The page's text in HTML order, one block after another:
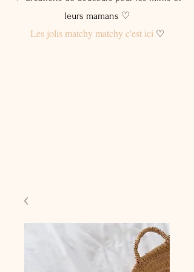
leurs mamans ♡
Les jolis matchy matchy c'est ici♡